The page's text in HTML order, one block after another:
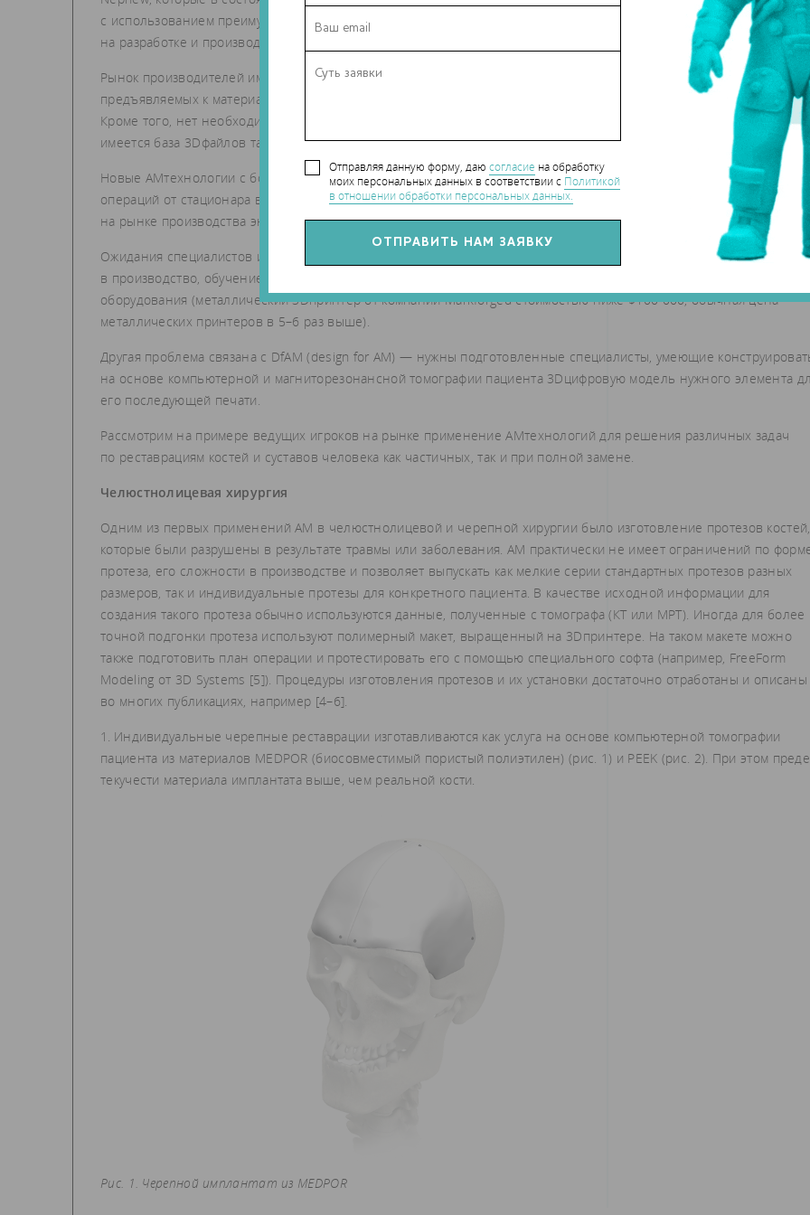
Отправляя данную форму, даю согласие на обработку
моих персональных данных в соответствии с Политикой
в отношении обработки персональных данных.
с использованием преимуществ АМ. Вместе с тем растет число небольших компаний, специализирующихся
на разработке и производстве нишевых материалов и изделий для ортопедии.
Рынок производителей имплантатов ежегодно растет, что связано как с созданием нормативных требований,
предъявляемых к материалам, так и появлением минимально инвазивных процедур и навигационных систем.
Кроме того, нет необходимости иметь на складе большие запасы имплантатов разных размеров, поскольку
имеется база 3D­файлов таких изделий, и их можно напечатать на 3D­принтере в нужное время.
Новые АМ­технологии с более эффективными операциями и коротким временем восстановления приводят к сдвигу
операций от стационара в сторону центров амбулаторной хирургии. Это связано и с растущей конкуренцией
на рынке производства эндопротезов и услуг по их установке.
Ожидания специалистов и владельцев бизнесов в медицине связаны с развитием и вовлечением АМ­технологий
в производство, обучение, а также в снижение затрат на приобретение 3D­принтеров и соответствующего
оборудования (металлический 3D­принтер от компании Markforged стоимостью ниже $100 000, обычная цена
металлических принтеров в 5–6 раз выше).
Другая проблема связана с DfAM (design for AM) — нужны подготовленные специалисты, умеющие
на основе компьютерной и магнито­резонансной томографии пациента 3D­цифровую модель нужного элемента
его последующей печати.
Рассмотрим на примере ведущих игроков на рынке применение АМ­технологий для решения различных задач
по реставрациям костей и суставов человека как частичных, так и при полной замене.
Челюстно­лицевая хирургия
Одним из первых применений АМ в челюстно­лицевой и черепной хирургии было изготовление протезов костей,
которые были разрушены в результате травмы или заболевания. АМ практически не имеет ограничений по
протеза, его сложности в производстве и позволяет выпускать как мелкие серии стандартных протезов разных
размеров, так и индивидуальные протезы для конкретного пациента. В качестве исходной информации для
создания такого протеза обычно используются данные, полученные с томографа (КТ или МРТ). Иногда для более
точной подгонки протеза используют полимерный макет, выращенный на 3D­принтере. На таком макете можно
также подготовить план операции и протестировать его с помощью специального софта (например, FreeForm
Modeling от 3D Systems [5]). Процедуры изготовления протезов и их установки достаточно отработаны и описаны
во многих публикациях, например [4–6].
1. Индивидуальные черепные реставрации изготавливаются как услуга на основе компьютерной томографии
пациента из материалов MEDPOR (биосовместимый пористый полиэтилен) (рис. 1) и PEEK (рис. 2). При этом
текучести материала имплантата выше, чем реальной кости.
Рис. 1. Черепной имплантат из MEDPOR